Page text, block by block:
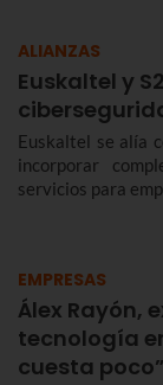
ALIANZAS
Euskaltel y
Euskaltel se alía
incorporar
servicios para
EMPRESAS
Álex Rayón,
tecnología
cuesta poco”